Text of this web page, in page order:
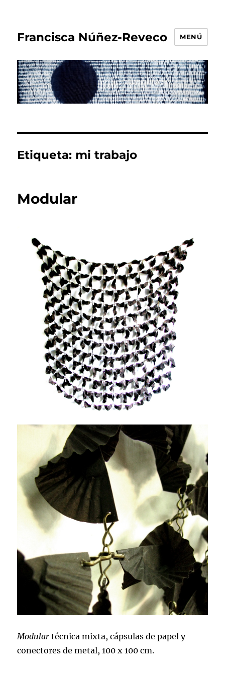
Francisca Núñez-Reveco MENÚ
Etiqueta: mi trabajo
Modular
Modular técnica mixta, cápsulas de papel y
conectores de metal, 100 x 100 cm.